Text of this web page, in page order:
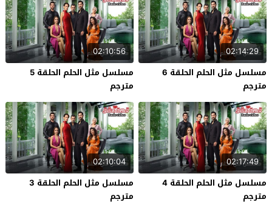
02:14:29
مسلسل مثل الحلم الحلقة 6
مترجم
02:10:56
مسلسل مثل الحلم الحلقة 5
مترجم
02:17:49
مسلسل مثل الحلم الحلقة 4
مترجم
02:10:04
مسلسل مثل الحلم الحلقة 3
مترجم